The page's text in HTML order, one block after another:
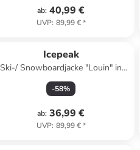
ab: 40,99 €
UVP: 89,99 €*
Icepeak
Ski-/ Snowboardjacke "Louin" in
Beige
-58%
ab: 36,99 €
UVP: 89,99 €*